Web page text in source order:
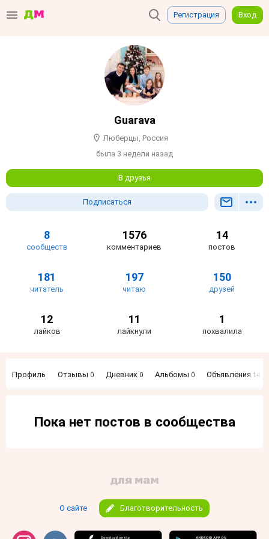
Регистрация Вход
Guarava
Люберцы, Россия
была 3 недели назад
В друзья
Подписаться
8
сообществ
1576
комментариев
14
постов
181
читатель
197
читаю
150
друзей
12
лайков
11
лайкнули
1
похвалила
Профиль Отзывы 0 Дневник 0 Альбомы 0 Объявления 14
Пока нет постов в сообщества
О сайте Благотворительность